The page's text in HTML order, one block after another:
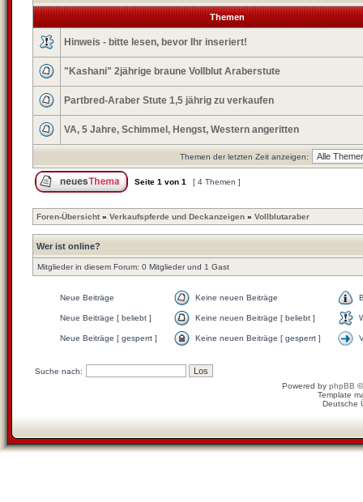
Themen
Hinweis - bitte lesen, bevor Ihr inseriert!
"Kashani" 2jährige braune Vollblut Araberstute
Partbred-Araber Stute 1,5 jährig zu verkaufen
VA, 5 Jahre, Schimmel, Hengst, Western angeritten
Themen der letzten Zeit anzeigen:
Seite 1 von 1 [ 4 Themen ]
Foren-Übersicht » Verkaufspferde und Deckanzeigen » Vollblutaraber
Wer ist online?
Mitglieder in diesem Forum: 0 Mitglieder und 1 Gast
Neue Beiträge Keine neuen Beiträge
Neue Beiträge [ beliebt ] Keine neuen Beiträge [ beliebt ]
Neue Beiträge [ gesperrt ] Keine neuen Beiträge [ gesperrt ]
Suche nach:
Powered by phpBB
Template
Deutsche